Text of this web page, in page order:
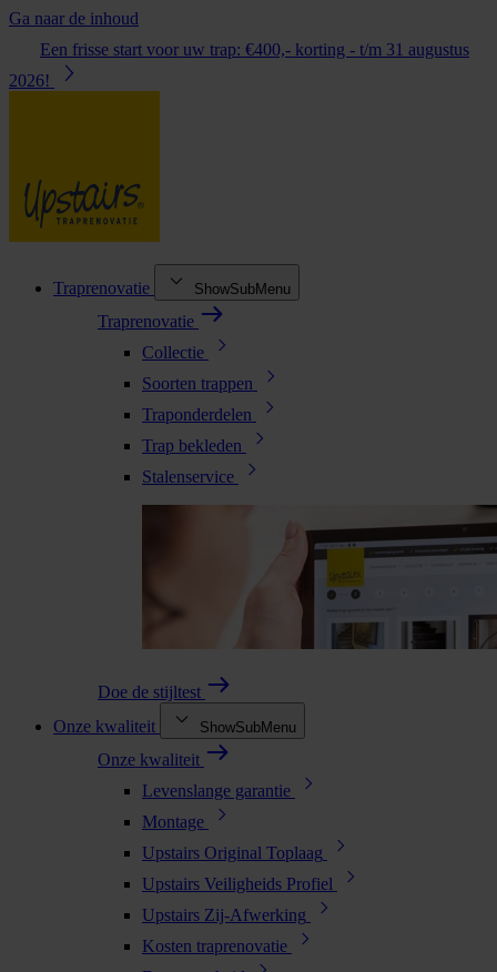
Ga naar de inhoud
Een frisse start voor uw trap: €400,- korting - t/m 31 augustus
2026!
Traprenovatie ShowSubMenu
Traprenovatie
Collectie
Soorten trappen
Traponderdelen
Trap bekleden
Stalenservice
Doe de stijltest
Onze kwaliteit
ShowSubMenu
Onze kwaliteit
Levenslange garantie
Montage
Upstairs Original Toplaag
Upstairs Veiligheids Profiel
Upstairs Zij-Afwerking
Kosten traprenovatie